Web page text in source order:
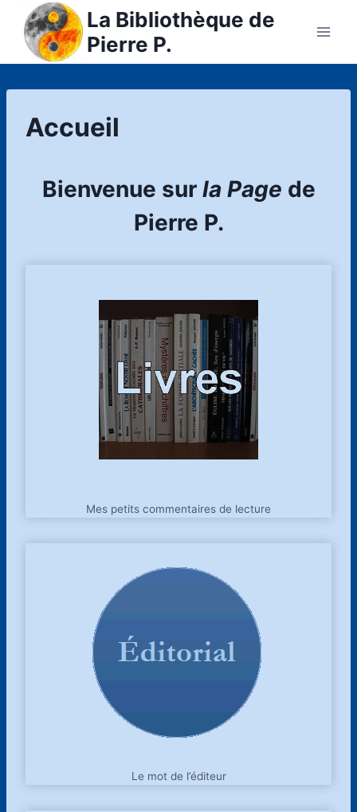
content
La Bibliothèque de
Pierre P.
Accueil
Bienvenue sur la Page de
Pierre P.
Mes petits commentaires de lecture
Le mot de l’éditeur